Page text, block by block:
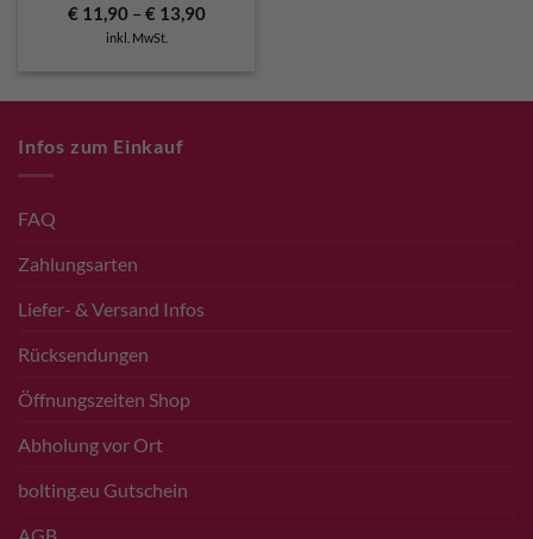
€11,90– €13,90
inkl. MwSt.
Infos zum Einkauf
FAQ
Zahlungsarten
Liefer- & Versand Infos
Rücksendungen
Öffnungszeiten Shop
Abholung vor Ort
bolting.eu Gutschein